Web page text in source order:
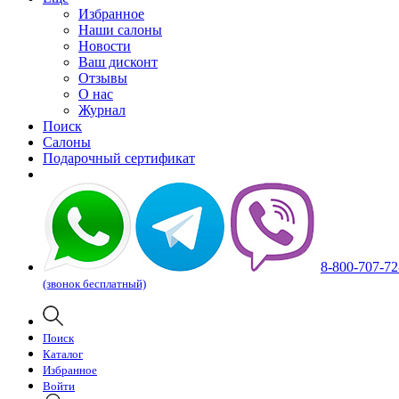
Избранное
Наши салоны
Новости
Ваш дисконт
Отзывы
О нас
Журнал
Поиск
Салоны
Подарочный сертификат
8-800-707-
(звонок бесплатный)
Поиск
Каталог
Избранное
Войти